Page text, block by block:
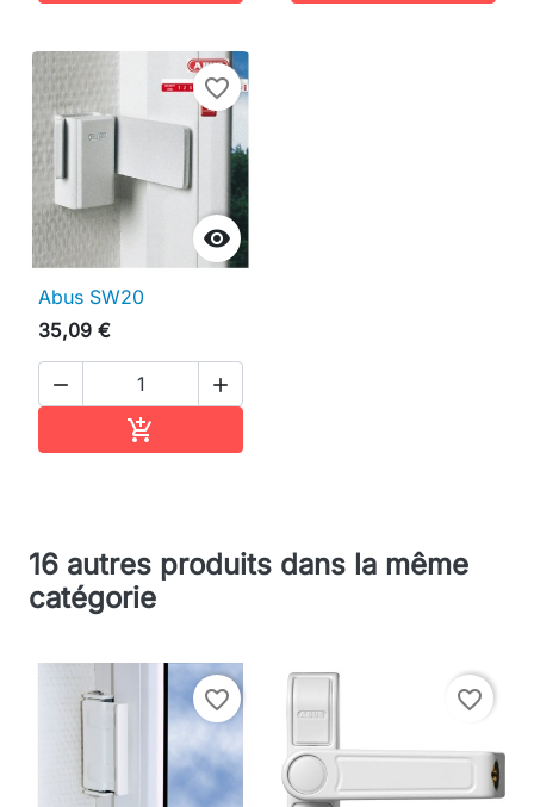

favorite_border
Abus SW20
35,09 €
 

16 autres produits dans la même
catégorie
favorite_border favorite_border